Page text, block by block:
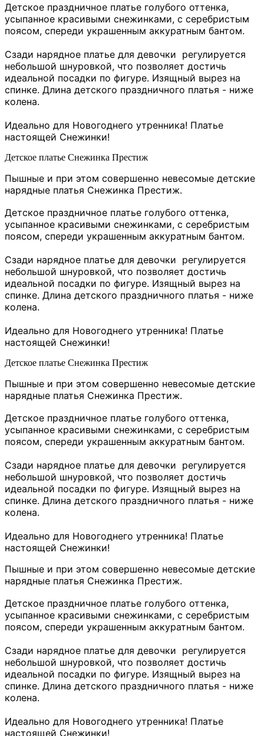
Детское праздничное платье голубого оттенка,
усыпанное красивыми снежинками, с серебристым
поясом, спереди украшенным аккуратным бантом.
Сзади нарядное платье для девочки регулируется
небольшой шнуровкой, что позволяет достичь
идеальной посадки по фигуре. Изящный вырез на
спинке. Длина детского праздничного платья - ниже
колена.
Идеально для Новогоднего утренника! Платье
настоящей Снежинки!
Детское платье Снежинка Престиж
Пышные и при этом совершенно невесомые детские
нарядные платья Снежинка Престиж.
Детское праздничное платье голубого оттенка,
усыпанное красивыми снежинками, с серебристым
поясом, спереди украшенным аккуратным бантом.
Сзади нарядное платье для девочки регулируется
небольшой шнуровкой, что позволяет достичь
идеальной посадки по фигуре. Изящный вырез на
спинке. Длина детского праздничного платья - ниже
колена.
Идеально для Новогоднего утренника! Платье
настоящей Снежинки!
Детское платье Снежинка Престиж
Пышные и при этом совершенно невесомые детские
нарядные платья Снежинка Престиж.
Детское праздничное платье голубого оттенка,
усыпанное красивыми снежинками, с серебристым
поясом, спереди украшенным аккуратным бантом.
Сзади нарядное платье для девочки регулируется
небольшой шнуровкой, что позволяет достичь
идеальной посадки по фигуре. Изящный вырез на
спинке. Длина детского праздничного платья - ниже
колена.
Идеально для Новогоднего утренника! Платье
настоящей Снежинки!
Пышные и при этом совершенно невесомые детские
нарядные платья Снежинка Престиж.
Детское праздничное платье голубого оттенка,
усыпанное красивыми снежинками, с серебристым
поясом, спереди украшенным аккуратным бантом.
Сзади нарядное платье для девочки регулируется
небольшой шнуровкой, что позволяет достичь
идеальной посадки по фигуре. Изящный вырез на
спинке. Длина детского праздничного платья - ниже
колена.
Идеально для Новогоднего утренника! Платье
настоящей Снежинки!